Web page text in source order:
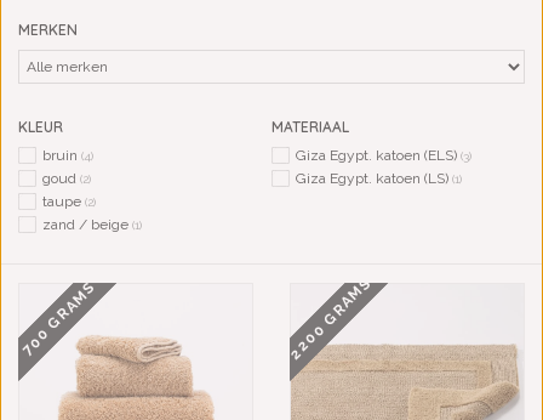
MERKEN
KLEUR
bruin (4)
goud (2)
taupe (2)
zand / beige (1)
MATERIAAL
Giza Egypt. katoen (ELS) (3)
Giza Egypt. katoen (LS) (1)
700 GRAMS 2200 GRAMS